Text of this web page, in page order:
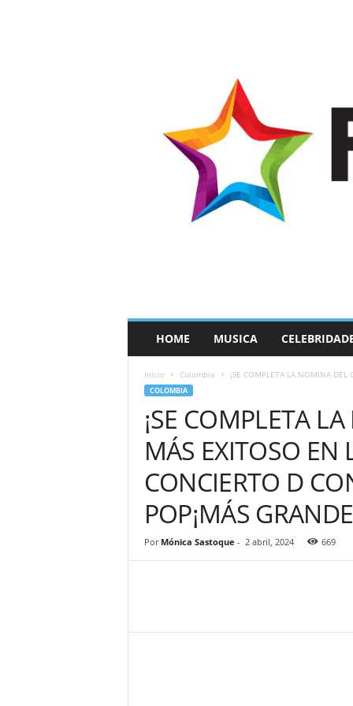
a
o
HOME MUSICA
Inicio Colombia ¡SE COMPLETA LA NOMINA DEL
COLOMBIA
¡SE COMPLETA
MÁS EXITOSO EN
CONCIERTO D
POP¡MÁS
Por Mónica Sastoque - 2 abril, 2024 669